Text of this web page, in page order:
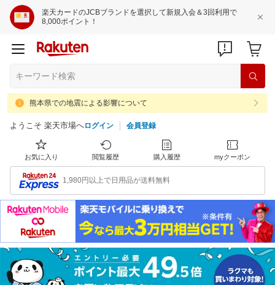
楽天カードのJCBブランドを選択して新規入会＆3回利用で
8,000ポイント！
熊本県での地震による影響について
ようこそ 楽天市場へログイン 会員登録
お気に入り 閲覧履歴 購入履歴 myクーポン
1,980円以上で日用品が送料無料